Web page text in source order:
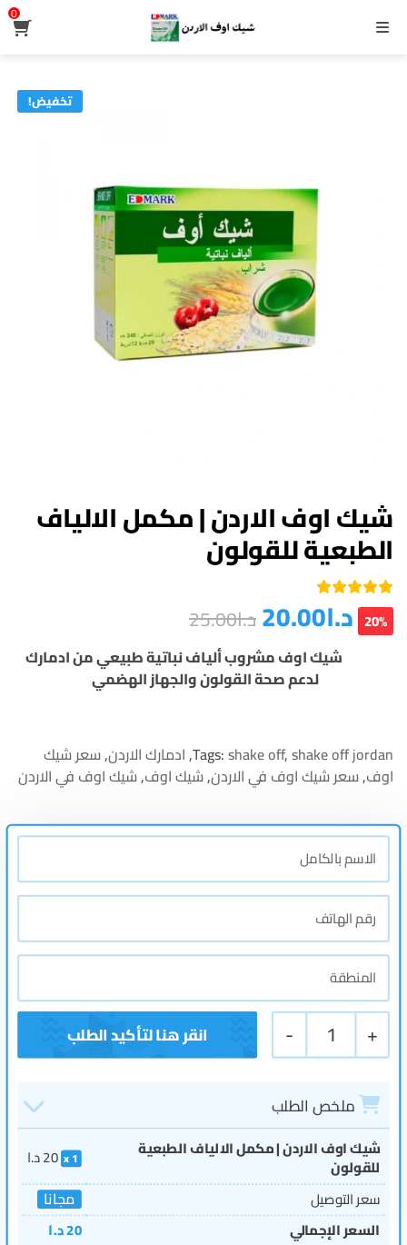
القائمة
0
تخفيض!
شيك اوف الاردن | مكمل الالياف
الطبعية للقولون
تم التقييم
بـ4.00من
5 بناءً على
تقييم
4
عملاء
د.ا20.00د.ا25.00 20%
شيك اوف مشروب ألياف نباتية طبيعي من ادمارك
لدعم صحة القولون والجهاز الهضمي
Tags:shake off,shake off jordan
,ادمارك الاردن,سعر شيك
اوف,سعر شيك اوف في الاردن,شيك اوف,شيك اوف في الاردن
+
1
-
ملخص الطلب
شيك اوف الاردن | مكمل الالياف الطبعية
للقولون
1
20د.ا
سعر التوصيل مجانا
السعر الإجمالي 20د.ا